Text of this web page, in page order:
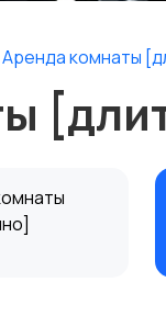
Аренда комнаты